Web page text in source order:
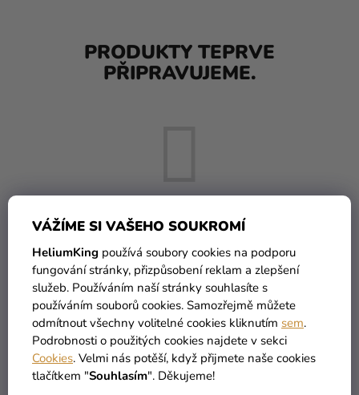
VÁŽÍME SI VAŠEHO SOUKROMÍ
HeliumKing používá soubory cookies na podporu
fungování stránky, přizpůsobení reklam a zlepšení
služeb. Používáním naší stránky souhlasíte s
používáním souborů cookies. Samozřejmě můžete
odmítnout všechny volitelné cookies kliknutím sem.
Podrobnosti o použitých cookies najdete v sekci
Cookies. Velmi nás potěší, když přijmete naše cookies
tlačítkem "Souhlasím". Děkujeme!
Oblečení
Kreativní
potřeby
Personalizované
produkty
Témata
Výprodej
Novinky
PRODUKTY TEPRVE
PŘIPRAVUJEME.
Můžete se ale podívat na ostatní kategorie.
ZPĚT DO OBCHODU